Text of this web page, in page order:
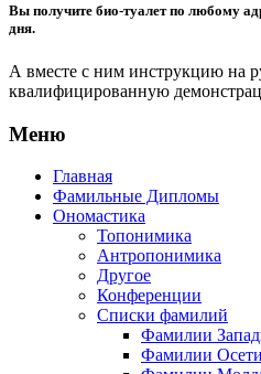
Вы получите био-туалет по любому
дня.
А вместе с ним инструкцию на
квалифицированную
Меню
Главная
Фамильные Дипломы
Ономастика
Топонимика
Антропонимика
Другое
Конференции
Списки фамилий
Фамилии
Фамилии